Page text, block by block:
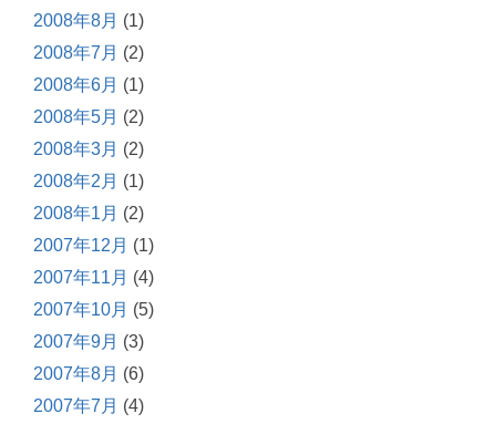
2008年8月 (1)
2008年7月 (2)
2008年6月 (1)
2008年5月 (2)
2008年3月 (2)
2008年2月 (1)
2008年1月 (2)
2007年12月 (1)
2007年11月 (4)
2007年10月 (5)
2007年9月 (3)
2007年8月 (6)
2007年7月 (4)